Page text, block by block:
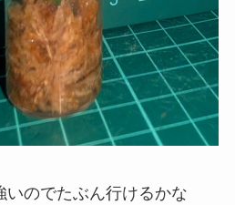
いのでたぶん行けるかな